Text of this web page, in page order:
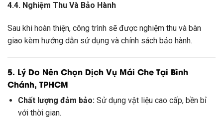
4.4. Nghiệm Thu Và Bảo Hành
Sau khi hoàn thiện, công trình sẽ được nghiệm thu và bàn
giao kèm hướng dẫn sử dụng và chính sách bảo hành.
5. Lý Do Nên Chọn Dịch Vụ Mái Che Tại Bình
Chánh, TPHCM
Chất lượng đảm bảo:Sử dụng vật liệu cao cấp, bền bỉ
với thời gian.